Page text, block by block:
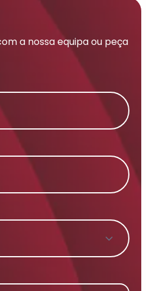
a nossa equipa ou peça